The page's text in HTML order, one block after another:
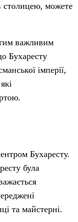
столицею, можете
важливим
Бухаресту
імперії,
Бухаресту.
була
та майстерні.